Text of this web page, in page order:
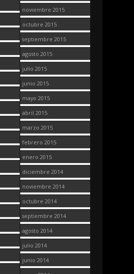
noviembre 2015
octubre 2015
septiembre 2015
agosto 2015
julio 2015
junio 2015
mayo 2015
abril 2015
marzo 2015
febrero 2015
enero 2015
diciembre 2014
noviembre 2014
octubre 2014
septiembre 2014
agosto 2014
julio 2014
junio 2014